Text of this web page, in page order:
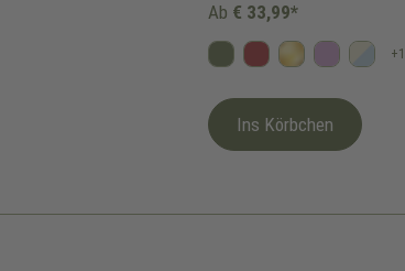
Oliv Bordeaux
GoldFlieder
+1
Ab € 33,99*
Ins Körbchen